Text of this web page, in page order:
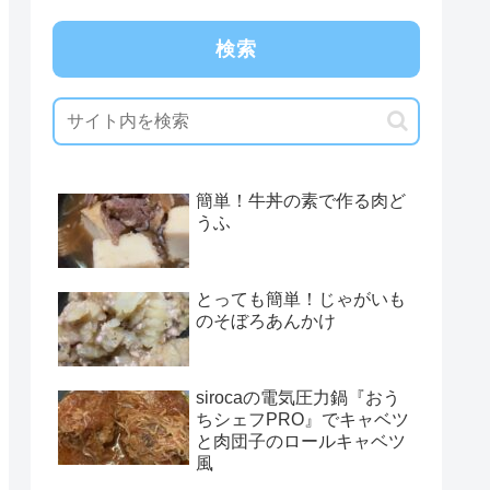
検索
簡単！牛丼の素で作る肉ど
うふ
とっても簡単！じゃがいも
のそぼろあんかけ
sirocaの電気圧力鍋『おう
ちシェフPRO』でキャベツ
と肉団子のロールキャベツ
風